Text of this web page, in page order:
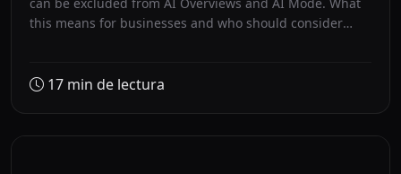
this means for businesses and who should consider
17 min de lectura